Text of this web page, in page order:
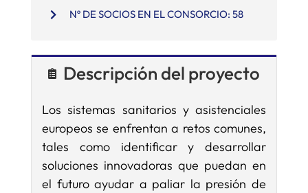
Nº DE SOCIOS EN EL CONSORCIO: 58
Descripción del proyecto
Los sistemas sanitarios y asistenciales
europeos se enfrentan a retos comunes,
tales como identificar y desarrollar
soluciones innovadoras que puedan en
el futuro ayudar a paliar la presión de